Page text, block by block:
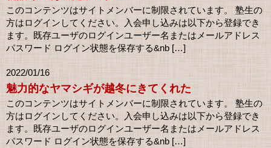
このコンテンツはサイトメンバーに制限されています。 塾生の
方はログインしてください。入会申し込みは以下から登録でき
ます。既存ユーザのログインユーザー名またはメールアドレス
パスワード ログイン状態を保存する&nb […]
2022/01/16
魅力的なヤマシギが越冬にきてくれた
このコンテンツはサイトメンバーに制限されています。 塾生の
方はログインしてください。入会申し込みは以下から登録でき
ます。既存ユーザのログインユーザー名またはメールアドレス
パスワード ログイン状態を保存する&nb […]